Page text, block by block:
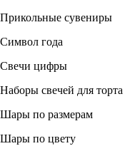
Прикольные сувениры
Символ года
Свечи цифры
Наборы свечей для торта
Шары по размерам
Шары по цвету